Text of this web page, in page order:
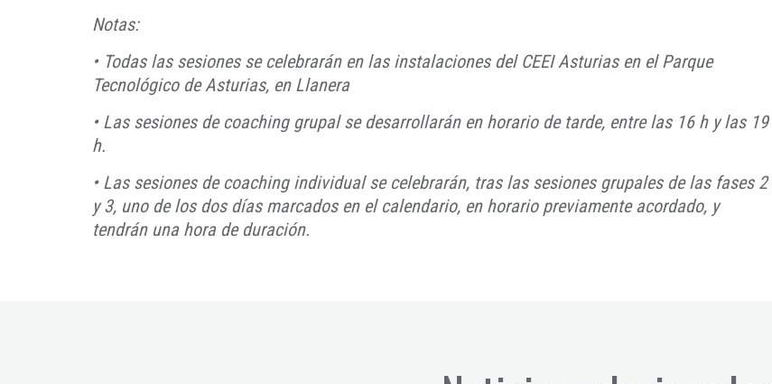
Notas:
• Todas las sesiones se celebrarán en las instalaciones del CEEI Asturias en el Parque
Tecnológico de Asturias, en Llanera
• Las sesiones de coaching grupal se desarrollarán en horario de tarde, entre las 16 h y las 19
h.
• Las sesiones de coaching individual se celebrarán, tras las sesiones grupales de las fases 2
y 3, uno de los dos días marcados en el calendario, en horario previamente acordado, y
tendrán una hora de duración.